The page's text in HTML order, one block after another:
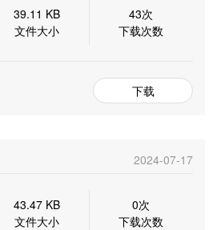
39.11 KB
文件大小
43次
下载次数
下载
2024-07-17
43.47 KB
文件大小
0次
下载次数